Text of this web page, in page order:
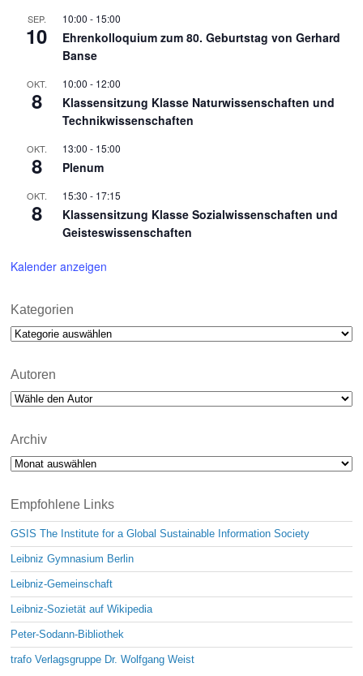
SEP.
10
10:00 - 15:00
Ehrenkolloquium zum 80. Geburtstag von Gerhard
Banse
OKT.
8
10:00 - 12:00
Klassensitzung Klasse Naturwissenschaften und
Technikwissenschaften
OKT.
8
13:00 - 15:00
Plenum
OKT.
8
15:30 - 17:15
Klassensitzung Klasse Sozialwissenschaften und
Geisteswissenschaften
Kalender anzeigen
Kategorien
Kategorien
Autoren
Archiv
Archiv
Empfohlene Links
GSIS The Institute for a Global Sustainable Information Society
Leibniz Gymnasium Berlin
Leibniz-Gemeinschaft
Leibniz-Sozietät auf Wikipedia
Peter-Sodann-Bibliothek
trafo Verlagsgruppe Dr. Wolfgang Weist